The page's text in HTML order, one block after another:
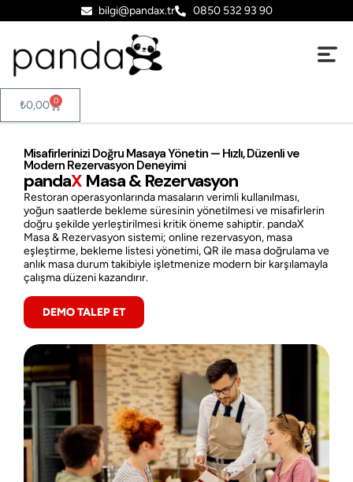
bilgi@pandax.tr 0850 532 93 90
₺0,00 0
Misafirlerinizi Doğru Masaya Yönetin — Hızlı, Düzenli ve
Modern Rezervasyon Deneyimi
Restoran operasyonlarında masaların verimli kullanılması,
yoğun saatlerde bekleme süresinin yönetilmesi ve misafirlerin
doğru şekilde yerleştirilmesi kritik öneme sahiptir. pandaX
Masa & Rezervasyon sistemi; online rezervasyon, masa
eşleştirme, bekleme listesi yönetimi, QR ile masa doğrulama ve
anlık masa durum takibiyle işletmenize modern bir karşılamayla
çalışma düzeni kazandırır.
pandaX Masa & Rezervasyon
DEMO TALEP ET